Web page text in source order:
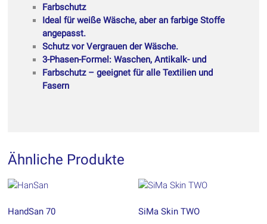
Farbschutz
Ideal für weiße Wäsche, aber an farbige Stoffe
angepasst.
Schutz vor Vergrauen der Wäsche.
3-Phasen-Formel: Waschen, Antikalk- und
Farbschutz – geeignet für alle Textilien und
Fasern
Ähnliche Produkte
HandSan 70 SiMa Skin TWO